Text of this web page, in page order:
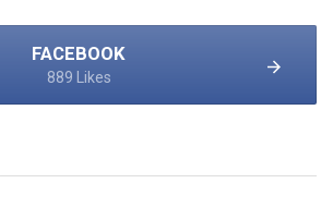
FACEBOOK
889 Likes